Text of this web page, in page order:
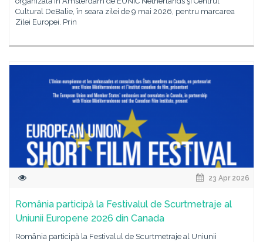
Cultural DeBalie, în seara zilei de 9 mai 2026, pentru marcarea
Zilei Europei. Prin
23 Apr 2026
România participă la Festivalul de Scurtmetraje al
Uniunii Europene 2026 din Canada
România participă la Festivalul de Scurtmetraje al Uniunii